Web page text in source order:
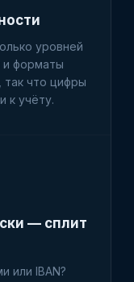
уровней
и форматы
что цифры
к учёту.
— сплит
или IBAN?